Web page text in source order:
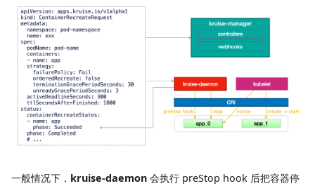
一般情况下， kruise-daemon 会执行 preStop hook 后把容器停